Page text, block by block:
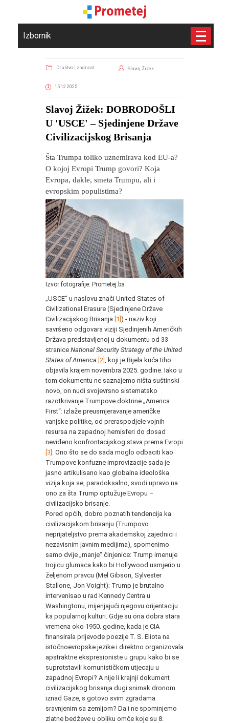
Izbornik
Društvo i znanost Slavoj Žižek
15.12.2025
​Slavoj Žižek: DOBRODOŠLI
U 'USCE' – Sjedinjene Države
Civilizacijskog Brisanja
Šta Trumpa toliko uznemirava kod EU-a?
O kojoj Evropi Trump govori? Koja
Evropa, dakle, smeta Trumpu, ali i
evropskim populistima?
Izvor fotografije: Prometej.ba
„USCE“ u naslovu znači United States of
Civilizational Erasure (Sjedinjene Države
Civilizacijskog Brisanja [1] ) - naziv koji
savršeno odgovara viziji Sjedinjenih Američkih
Država predstavljenoj u dokumentu od 33
stranice National Security Strategy of the United
States of America [2]
, koji je Bijela kuća tiho
objavila krajem novembra 2025. godine. Iako u
tom dokumentu ne saznajemo ništa suštinski
novo, on nudi svojevrsno sistematsko
razotkrivanje Trumpove doktrine „America
First“: izlaže preusmjeravanje američke
vanjske politike, od preraspodjele vojnih
resursa na zapadnoj hemisferi do dosad
neviđeno konfrontacijskog stava prema Evropi
[3]
. Ono što se do sada moglo odbaciti kao
Trumpove konfuzne improvizacije sada je
jasno artikulisano kao globalna ideološka
vizija koja se, paradoksalno, svodi upravo na
ono za šta Trump optužuje Evropu –
civilizacijsko brisanje.
Pored općih, dobro poznatih tendencija ka
civilizacijskom brisanju (Trumpovo
neprijateljstvo prema akademskoj zajednici i
nezavisnim javnim medijima), spomenimo
samo dvije „manje“ činjenice: Trump imenuje
trojicu glumaca kako bi Hollywood usmjerio u
željenom pravcu (Mel Gibson, Sylvester
Stallone, Jon Voight); Trump je brutalno
intervenisao u rad Kennedy Centra u
Washingtonu, mijenjajući njegovu orijentaciju
ka popularnoj kulturi. Gdje su ona dobra stara
vremena oko 1950. godine, kada je CIA
finansirala prijevode poezije T. S. Eliota na
istočnoevropske jezike i direktno organizovala
apstraktne ekspresioniste u grupu kako bi se
suprotstavili komunističkom utjecaju u
zapadnoj Evropi? A nije li krajnji dokument
civilizacijskog brisanja dugi snimak dronom
iznad Gaze, s gotovo svim zgradama
sravnjenim sa zemljom? Da i ne spominjemo
zlatne bedževe u obliku omče koje su 8.